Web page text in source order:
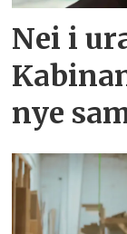
Nei i
nye